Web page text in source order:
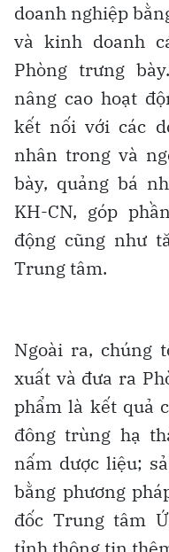
doanh nghiệp
và kinh doanh
Phòng trưng
nâng cao hoạt
kết nối với các
nhân trong và
bày, quảng bá
KH-CN, góp
động cũng như
Trung tâm.
Ngoài ra, chúng
xuất và đưa ra
phẩm là kết quả
đông trùng hạ
nấm dược liệu;
bằng phương
đốc Trung tâm